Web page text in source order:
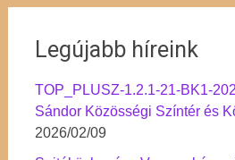
Legújabb híreink
TOP_PLUSZ-1.2.1-21-BK1-
Sándor Közösségi Színtér és
2026/02/09